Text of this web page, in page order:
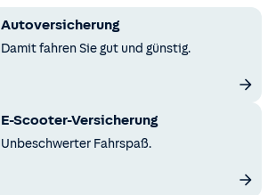
Autoversicherung
Damit fahren Sie gut und günstig.
E-Scooter-Versicherung
Unbeschwerter Fahrspaß.